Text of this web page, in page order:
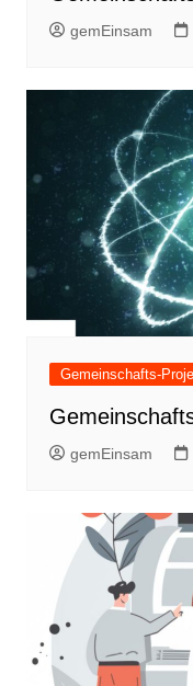
gemEinsam
Gemeinschafts-
gemEinsam